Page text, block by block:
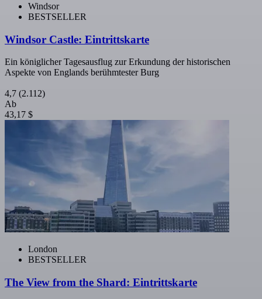
Windsor
BESTSELLER
Windsor Castle: Eintrittskarte
Ein königlicher Tagesausflug zur Erkundung der historischen
Aspekte von Englands berühmtester Burg
4,7 (2.112)
Ab
43,17 $
London
BESTSELLER
The View from the Shard: Eintrittskarte